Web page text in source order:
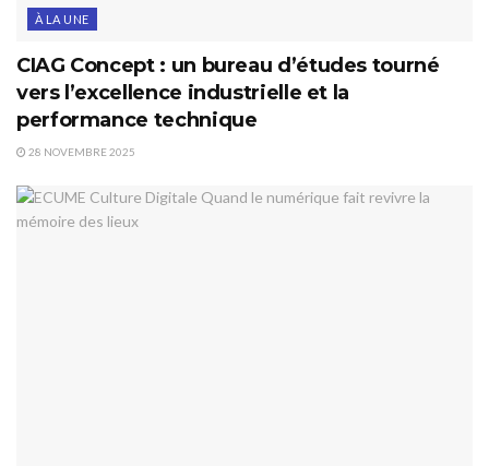
À LA UNE
CIAG Concept : un bureau d’études tourné
vers l’excellence industrielle et la
performance technique
28 NOVEMBRE 2025